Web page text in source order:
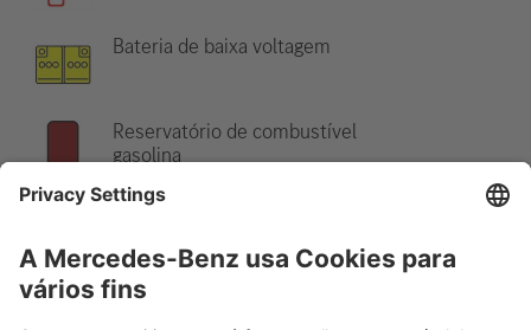
Bateria de baixa voltagem
Reservatório de combustível
gasolina